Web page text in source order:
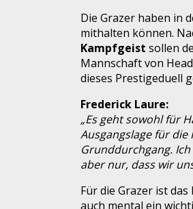
Die Grazer haben in
mithalten können.
Kampfgeist sollen
Mannschaft von
dieses Prestigeduell
Frederick Laure:
„Es geht sowohl für
Ausgangslage für
Grunddurchgang.
aber nur, dass wir
Für die Grazer ist
auch mental ein